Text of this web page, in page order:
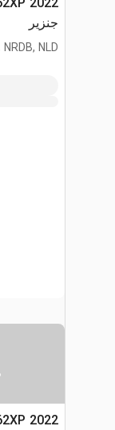
جنزير
NLD